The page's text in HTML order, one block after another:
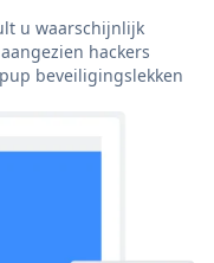
u waarschijnlijk
hackers
beveiligingslekken